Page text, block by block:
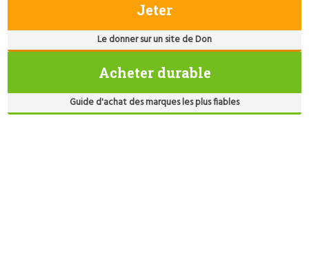
Jeter
Le donner sur un site de Don
Acheter durable
Guide d'achat des marques les plus fiables